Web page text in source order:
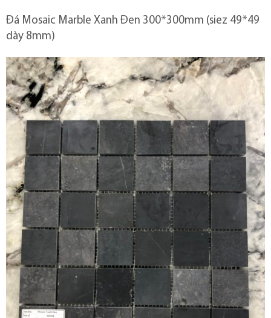
Đá Mosaic Marble Xanh Đen 300*300mm (siez 49*49
dày 8mm)